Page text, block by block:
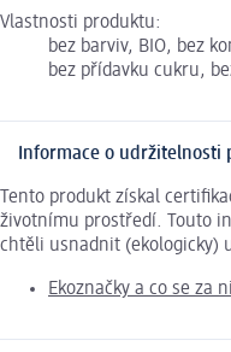
Vlastnosti produktu:
bez barviv, BIO, bez
bez přídavku cukru,
Informace o udržitelnosti
Tento produkt získal
životnímu prostředí. Touto
chtěli usnadnit (ekologicky)
Ekoznačky a co se za